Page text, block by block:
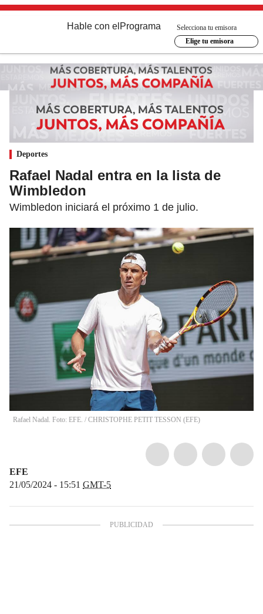
Hable con el Programa
Selecciona tu emisora
Elige tu emisora
Deportes
Rafael Nadal entra en la lista de
Wimbledon
Wimbledon iniciará el próximo 1 de julio.
Rafael Nadal. Foto: EFE. / CHRISTOPHE PETIT TESSON (EFE)
EFE
21/05/2024 - 15:51 GMT-5